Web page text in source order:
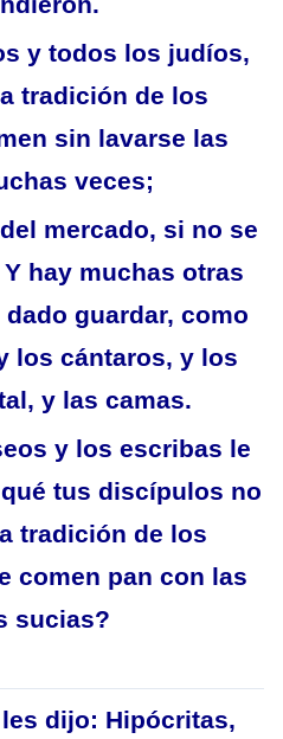
y todos los judíos,
tradición de los
sin lavarse las
veces;
mercado, si no se
hay muchas otras
guardar, como
los cántaros, y los
y las camas.
y los escribas le
tus discípulos no
tradición de los
comen pan con las
sucias?
dijo: Hipócritas,